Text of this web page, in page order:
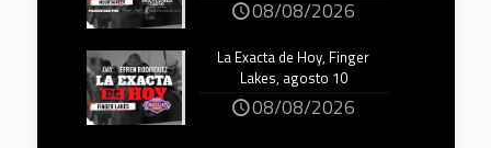
08/08/2026
La Exacta de Hoy, Finger
Lakes, agosto 10
08/08/2026